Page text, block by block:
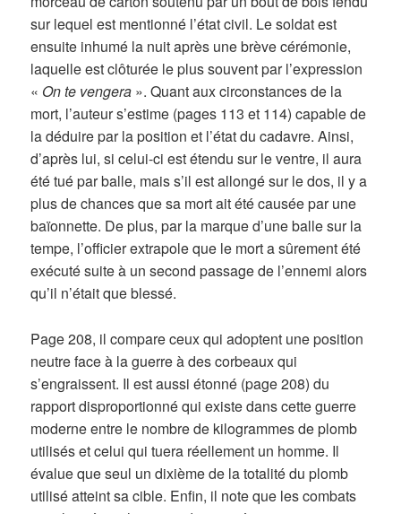
sur lequel est mentionné l’état civil. Le soldat est
ensuite inhumé la nuit après une brève cérémonie,
laquelle est clôturée le plus souvent par l’expression
« On te vengera ». Quant aux circonstances de la
mort, l’auteur s’estime (pages 113 et 114) capable de
la déduire par la position et l’état du cadavre. Ainsi,
d’après lui, si celui-ci est étendu sur le ventre, il aura
été tué par balle, mais s’il est allongé sur le dos, il y a
plus de chances que sa mort ait été causée par une
baïonnette. De plus, par la marque d’une balle sur la
tempe, l’officier extrapole que le mort a sûrement été
exécuté suite à un second passage de l’ennemi alors
qu’il n’était que blessé.
Page 208, il compare ceux qui adoptent une position
neutre face à la guerre à des corbeaux qui
s’engraissent. Il est aussi étonné (page 208) du
rapport disproportionné qui existe dans cette guerre
moderne entre le nombre de kilogrammes de plomb
utilisés et celui qui tuera réellement un homme. Il
évalue que seul un dixième de la totalité du plomb
utilisé atteint sa cible. Enfin, il note que les combats